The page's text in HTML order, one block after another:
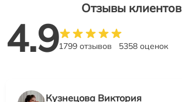
Отзывы клиентов
4.91799 отзывов 5358 оценок
Кузнецова Виктория